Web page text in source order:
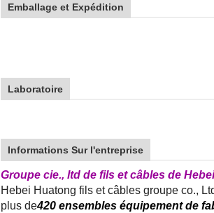
Emballage et Expédition
Laboratoire
Informations Sur l'entreprise
Groupe cie., ltd de fils et câbles de
Hebei Huatong fils et câbles groupe co.,
plus de420 ensembles équipement de